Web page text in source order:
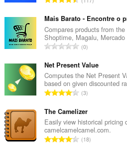
ł
k
o
w
t
a
l
c
z
b
a
Mais Barato - Encontre o
Compares products from
Shoptime, Magalu,
C
ł
k
o
w
t
a
l
0
Net Present Value
Computes the Net Present
based on given discounted
C
ł
k
o
w
3
The Camelizer
Easily view historical pricing
camelcamelcamel.com.
C18